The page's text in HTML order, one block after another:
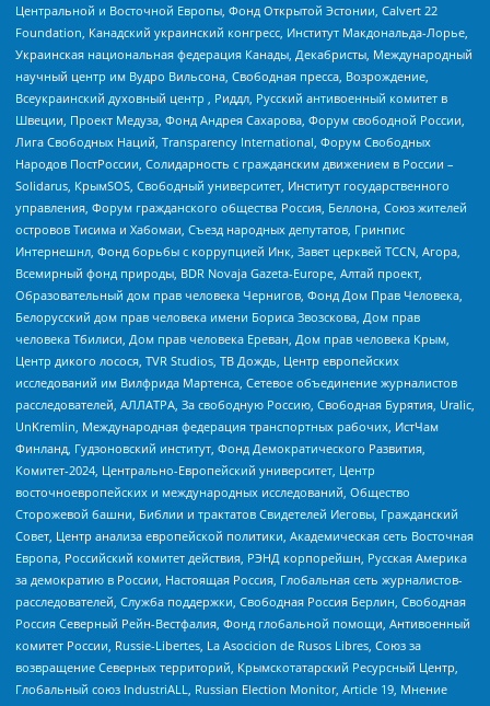
Центральной и Восточной Европы, Фонд Открытой Эстонии, Calvert 22
Foundation, Канадский украинский конгресс, Институт Макдональда-Лорье,
Украинская национальная федерация Канады, Декабристы, Международный
научный центр им Вудро Вильсона, Свободная пресса, Возрождение,
Всеукраинский духовный центр , Риддл, Русский антивоенный комитет в
Швеции, Проект Медуза, Фонд Андрея Сахарова, Форум свободной России,
Лига Свободных Наций, Transparеncy International, Форум Свободных
Народов ПостРоссии, Солидарность с гражданским движением в России –
Solidarus, КрымSOS, Свободный университет, Институт государственного
управления, Форум гражданского общества Россия, Беллона, Союз жителей
островов Тисима и Хабомаи, Съезд народных депутатов, Гринпис
Интернешнл, Фонд борьбы с коррупцией Инк, Завет церквей TCCN, Агора,
Всемирный фонд природы, BDR Novaja Gazeta-Europe, Алтай проект,
Образовательный дом прав человека Чернигов, Фонд Дом Прав Человека,
Белорусский дом прав человека имени Бориса Звозскова, Дом прав
человека Тбилиси, Дом прав человека Ереван, Дом прав человека Крым,
Центр дикого лосося, TVR Studios, ТВ Дождь, Центр европейских
исследований им Вилфрида Мартенса, Сетевое объединение журналистов
расследователей, АЛЛАТРА, За свободную Россию, Свободная Бурятия, Uralic,
UnKremlin, Международная федерация транспортных рабочих, ИстЧам
Финланд, Гудзоновский институт, Фонд Демократического Развития,
Комитет-2024, Центрально-Европейский университет, Центр
восточноевропейских и международных исследований, Общество
Сторожевой башни, Библии и трактатов Свидетелей Иеговы, Гражданский
Совет, Центр анализа европейской политики, Академическая сеть Восточная
Европа, Российский комитет действия, РЭНД корпорейшн, Русская Америка
за демократию в России, Настоящая Россия, Глобальная сеть журналистов-
расследователей, Служба поддержки, Свободная Россия Берлин, Свободная
Россия Северный Рейн-Вестфалия, Фонд глобальной помощи, Антивоенный
комитет России, Russie-Libertes, La Asocicion de Rusos Libres, Союз за
возвращение Северных территорий, Крымскотатарский Ресурсный Центр,
Глобальный союз IndustriALL, Russian Election Monitor, Article 19, Мнение